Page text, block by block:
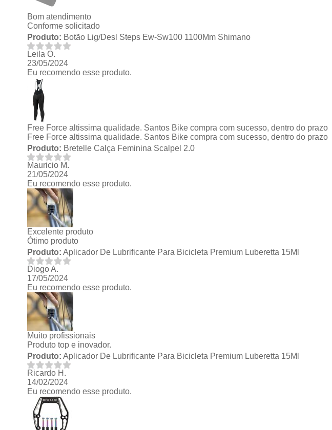
Bom atendimento
Conforme solicitado
Produto: Botão Lig/Desl Steps Ew-Sw100 1100Mm Shimano
Leila O.
23/05/2024
Eu recomendo esse produto.
Free Force altissima qualidade. Santos Bike compra com sucesso, dentro do prazo
Free Force altissima qualidade. Santos Bike compra com sucesso, dentro do prazo
Produto: Bretelle Calça Feminina Scalpel 2.0
Mauricio M.
21/05/2024
Eu recomendo esse produto.
Excelente produto
Ótimo produto
Produto: Aplicador De Lubrificante Para Bicicleta Premium Luberetta 15Ml
Diogo A.
17/05/2024
Eu recomendo esse produto.
Muito profissionais
Produto top e inovador.
Produto: Aplicador De Lubrificante Para Bicicleta Premium Luberetta 15Ml
Ricardo H.
14/02/2024
Eu recomendo esse produto.